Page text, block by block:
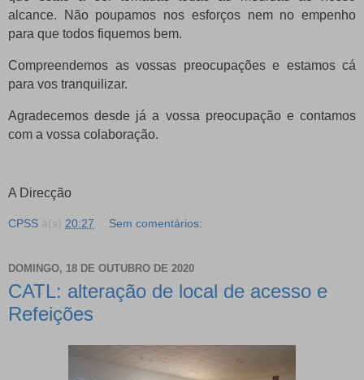
alcance. Não poupamos nos esforços nem no empenho
para que todos fiquemos bem.
Compreendemos as vossas preocupações e estamos cá
para vos tranquilizar.
Agradecemos desde já a vossa preocupação e contamos
com a vossa colaboração.
A Direcção
CPSS à(s) 20:27 Sem comentários:
DOMINGO, 18 DE OUTUBRO DE 2020
CATL: alteração de local de acesso e
Refeições